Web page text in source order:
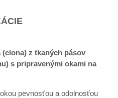
(clona) z tkaných pásov
s pripravenými okami na
pevnosťou a odolnosťou